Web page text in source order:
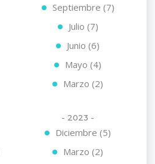
Septiembre (7)
Julio (7)
Junio (6)
Mayo (4)
Marzo (2)
- 2023 -
Diciembre (5)
Marzo (2)